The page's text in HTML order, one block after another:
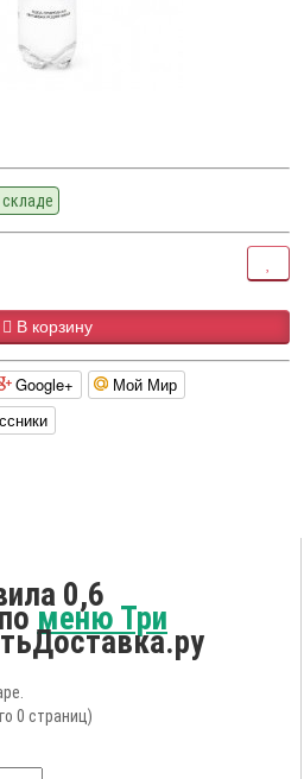
складе
В корзину
Google+
Мой Мир
0,6
меню Три
0 страниц)